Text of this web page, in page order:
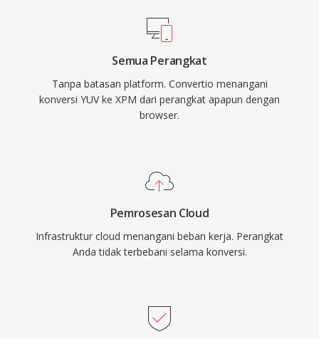
Semua Perangkat
Tanpa batasan platform. Convertio menangani
konversi YUV ke XPM dari perangkat apapun dengan
browser.
Pemrosesan Cloud
Infrastruktur cloud menangani beban kerja. Perangkat
Anda tidak terbebani selama konversi.